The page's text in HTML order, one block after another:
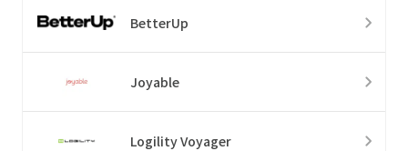
BetterUp
Joyable
Logility Voyager